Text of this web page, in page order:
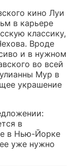
кино Луи
в карьере
классику,
Вроде
и в нужном
во всей
Мур в
украшение
в
в Нью-Йорке
уже нужно